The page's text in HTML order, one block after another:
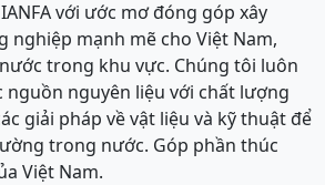
với ước mơ đóng góp xây
nghiệp mạnh mẽ cho Việt Nam,
trong khu vực. Chúng tôi luôn
nguồn nguyên liệu với chất lượng
giải pháp về vật liệu và kỹ thuật để
trong nước. Góp phần thúc
Việt Nam.